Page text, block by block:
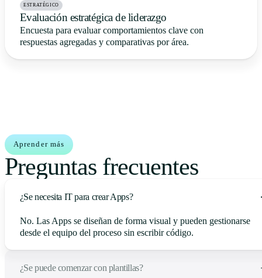
ESTRATÉGICO
Evaluación estratégica de liderazgo
Encuesta para evaluar comportamientos clave con
respuestas agregadas y comparativas por área.
Aprender más
Preguntas frecuentes
¿Se necesita IT para crear Apps?
No. Las Apps se diseñan de forma visual y pueden gestionarse
desde el equipo del proceso sin escribir código.
¿Se puede comenzar con plantillas?